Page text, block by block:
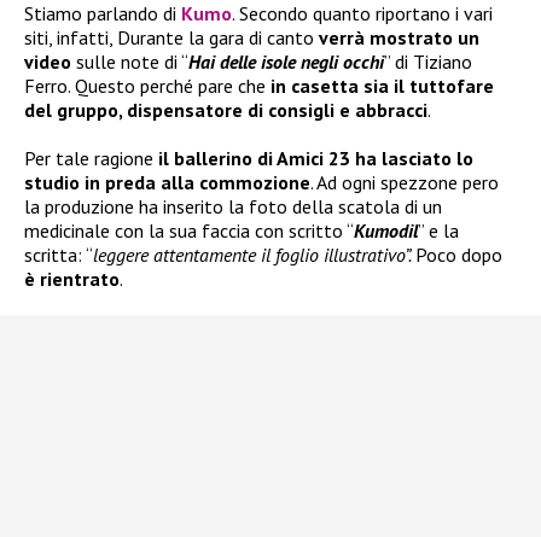
Stiamo parlando di Kumo. Secondo quanto riportano i vari
siti, infatti, Durante la gara di canto verrà mostrato un
video sulle note di “Hai delle isole negli occhi” di Tiziano
Ferro. Questo perché pare che in casetta sia il tuttofare
del gruppo, dispensatore di consigli e abbracci.
Per tale ragione il ballerino di Amici 23 ha lasciato lo
studio in preda alla commozione. Ad ogni spezzone pero
la produzione ha inserito la foto della scatola di un
medicinale con la sua faccia con scritto “Kumodil” e la
scritta: “leggere attentamente il foglio illustrativo”. Poco dopo
è rientrato.